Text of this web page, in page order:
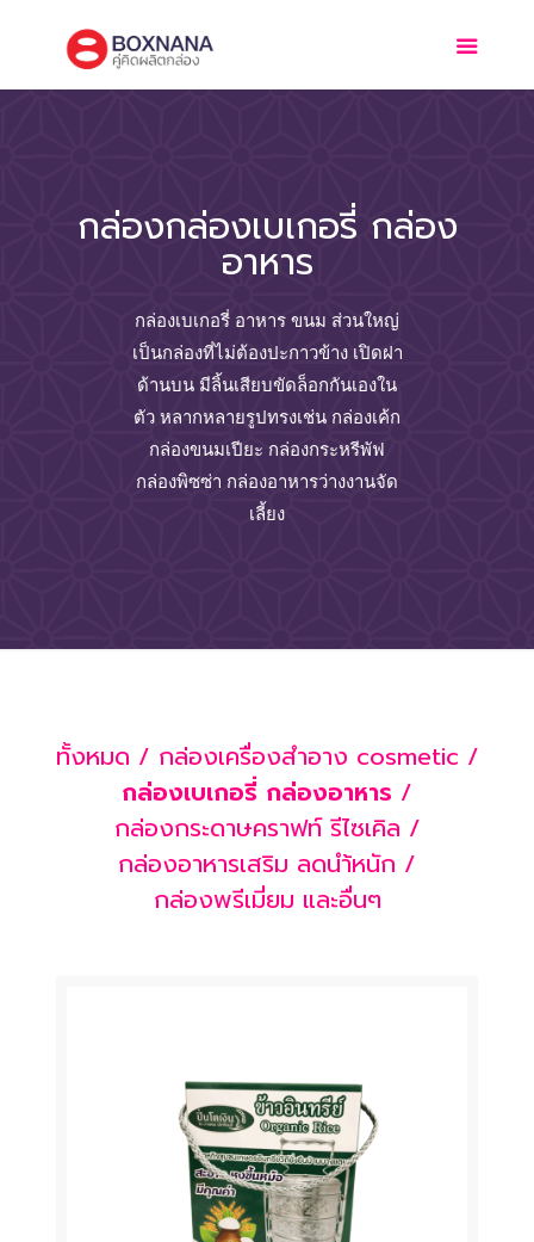
กล่องกล่องเบเกอรี่ กล่อง
อาหาร
กล่องเบเกอรี่ อาหาร ขนม ส่วนใหญ่
เป็นกล่องที่ไม่ต้องปะกาวข้าง เปิดฝา
ด้านบน มีลิ้นเสียบขัดล็อกกันเองใน
ตัว หลากหลายรูปทรงเช่น กล่องเค้ก
กล่องขนมเปียะ กล่องกระหรีพัฟ
กล่องพิซซ่า กล่องอาหารว่างงานจัด
เลี้ยง
ทั้งหมด
กล่องเครื่องสำอาง cosmetic
กล่องเบเกอรี่ กล่องอาหาร
กล่องกระดาษคราฟท์ รีไซเคิล
กล่องอาหารเสริม ลดนำ้หนัก
กล่องพรีเมี่ยม และอื่นๆ